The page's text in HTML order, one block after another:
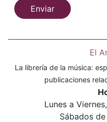
Enviar
El
La librería de la música:
publicaciones
Lunes a
Sábados